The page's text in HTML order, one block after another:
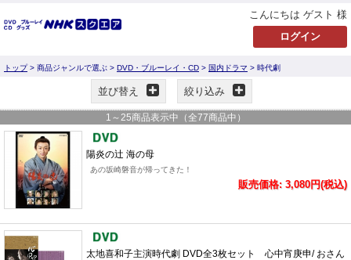
こんにちは ゲスト 様
トップ> 商品ジャンルで選ぶ > DVD・ブルーレイ・CD > 国内ドラマ > 時代劇
並び替え 絞り込み
1 ～ 25商品表示中（全77商品中）
陽炎の辻 海の母
あの坂崎磐音が帰ってきた！
販売価格: 3,080円(税込)
太地喜和子主演時代劇 DVD全3枚セット 心中宵庚申/ おさん